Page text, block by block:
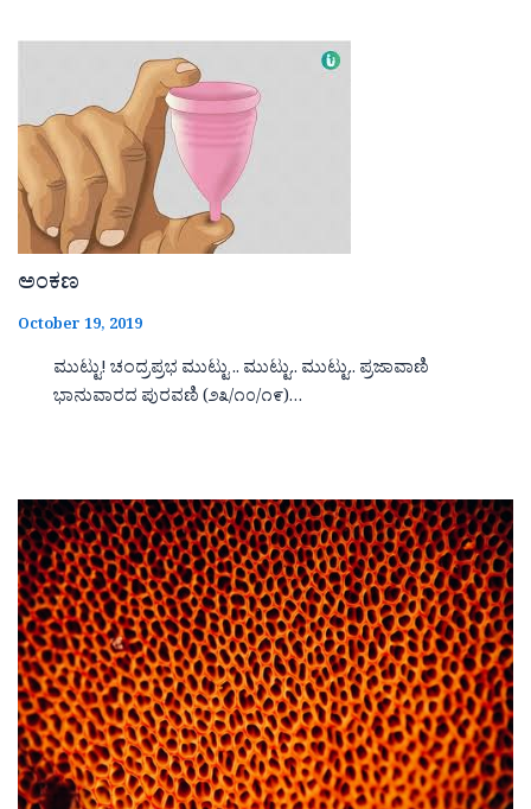
ಅಂಕಣ
October 19, 2019
ಮುಟ್ಟು! ಚಂದ್ರಪ್ರಭ ಮುಟ್ಟು .. ಮುಟ್ಟು.. ಮುಟ್ಟು.. ಪ್ರಜಾವಾಣಿ
ಭಾನುವಾರದ ಪುರವಣಿ (೨೩/೧೦/೧೯)…